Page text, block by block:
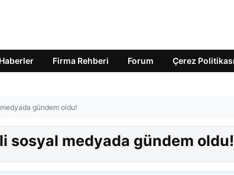
Firma Rehberi Forum Çerez Politikası
gündem oldu!
sosyal medyada gündem oldu!